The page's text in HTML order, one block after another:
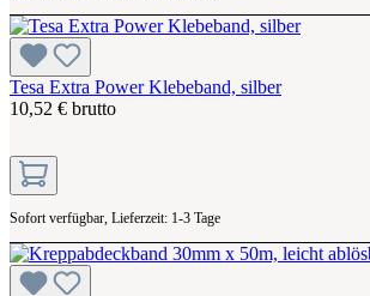
Tesa Extra Power Klebeband, silber
10,52 € brutto
Sofort verfügbar, Lieferzeit: 1-3 Tage